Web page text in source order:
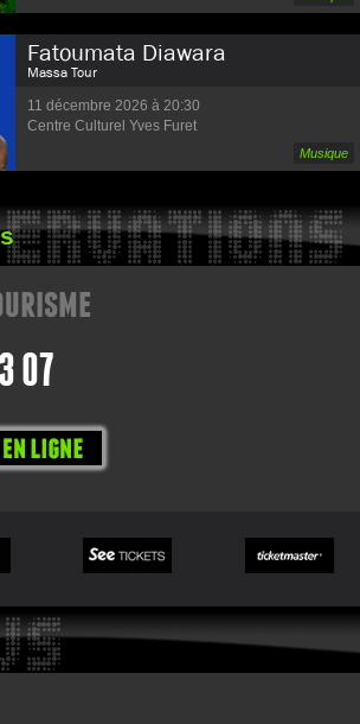
Fatoumata Diawara
Massa Tour
11 décembre 2026 à 20:30
Centre Culturel Yves Furet
Musique
07